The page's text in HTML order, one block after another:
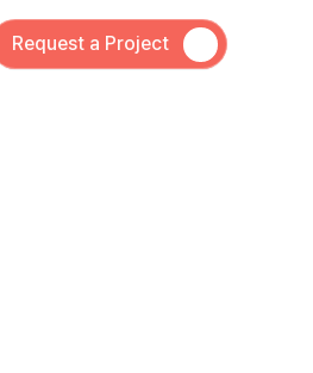
Request a Project